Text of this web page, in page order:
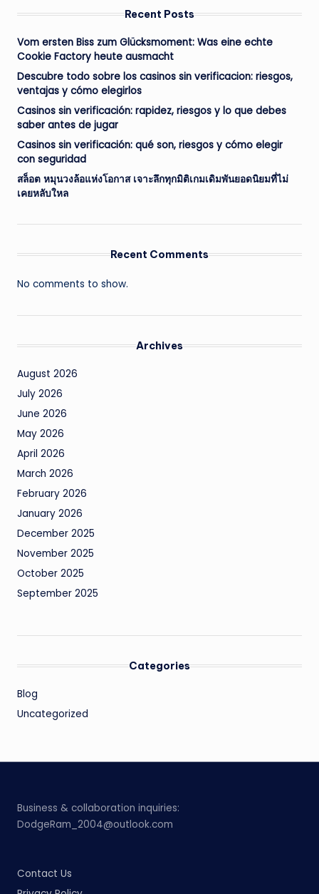
Recent Posts
Vom ersten Biss zum Glücksmoment: Was eine echte
Cookie Factory heute ausmacht
Descubre todo sobre los casinos sin verificacion: riesgos,
ventajas y cómo elegirlos
Casinos sin verificación: rapidez, riesgos y lo que debes
saber antes de jugar
Casinos sin verificación: qué son, riesgos y cómo elegir
con seguridad
สล็อต หมุนวงล้อแห่งโอกาส เจาะลึกทุกมิติเกมเดิมพันยอดนิยมที่ไม่
เคยหลับใหล
Recent Comments
No comments to show.
Archives
August 2026
July 2026
June 2026
May 2026
April 2026
March 2026
February 2026
January 2026
December 2025
November 2025
October 2025
September 2025
Categories
Blog
Uncategorized
Business & collaboration inquiries:
DodgeRam_2004@outlook.com
Contact Us